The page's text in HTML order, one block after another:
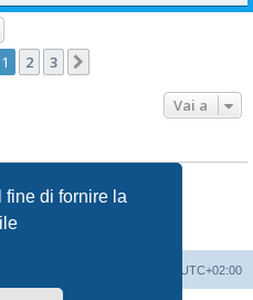
fine di fornire la
1 2 3
Vai a
UTC+02:00